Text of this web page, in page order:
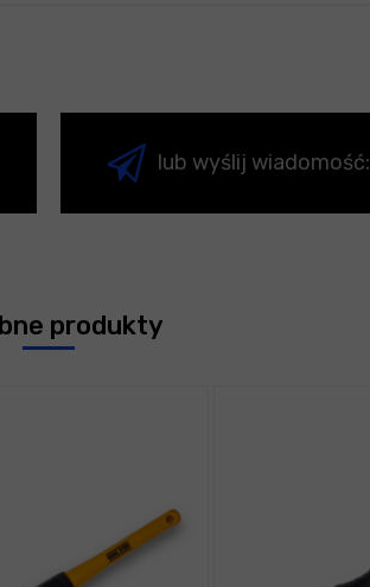
lub wyślij wiadomość:
produkty